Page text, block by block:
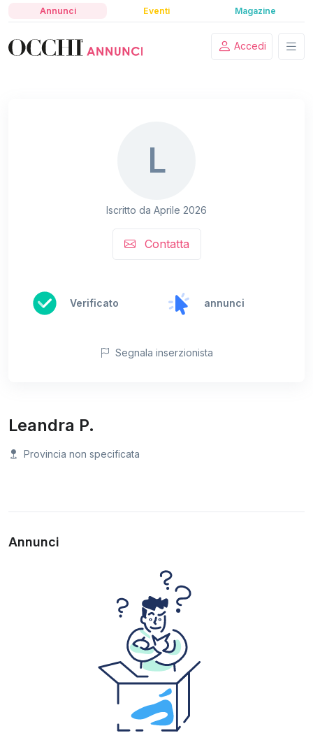
Annunci Eventi Magazine
Accedi
L
Iscritto da Aprile 2026
Contatta
Verificato annunci
Segnala inserzionista
Leandra P.
Provincia non specificata
Annunci